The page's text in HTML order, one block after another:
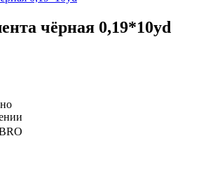
чёрная 0,19*10yd